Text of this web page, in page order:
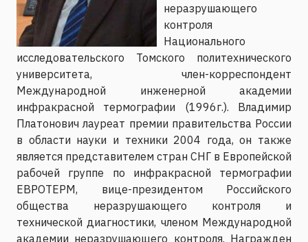
неразрушающего
контроля
Национального
исследовательского Томского политехнического
университета, член-корреспондент
Международной инженерной академии
инфракрасной термографии (1996г.). Владимир
Платонович лауреат премии правительства России
в области науки и техники 2004 года, он также
является представителем стран СНГ в Европейской
рабочей группе по инфракрасной термографии
ЕВРОТЕРМ, вице-президентом Российского
общества неразрушающего контроля и
технической диагностики, членом Международной
академии неразрушающего контроля. Награжден